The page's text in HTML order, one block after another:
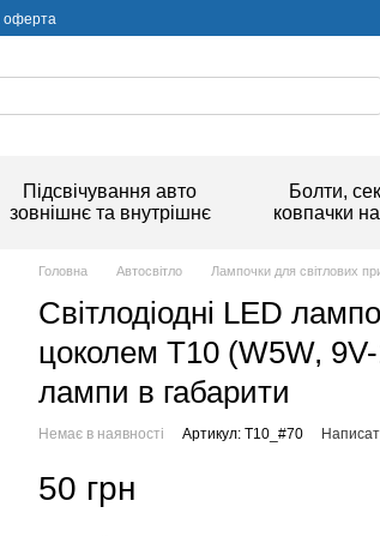
оферта
Підсвічування авто
зовнішнє та внутрішнє
Болти,
ковпачки
Головна Автосвітло Лампочки для світлових
Світлодіодні LED
цоколем T10 (W5W, 9V-
лампи в габарити
Немає в наявності Артикул: T10_#70
50 грн